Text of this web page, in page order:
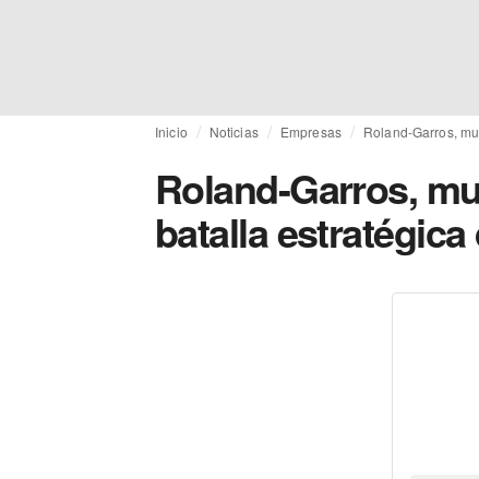
Inicio Noticias Empresas Roland-Garros,
Roland-Garros,
batalla